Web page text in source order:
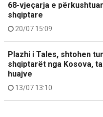
68-vjeçarja e
shqiptare
20/07 15:09
Plazhi i Tales, shtohen
shqiptarët nga Kosova,
huajve
13/07 13:10